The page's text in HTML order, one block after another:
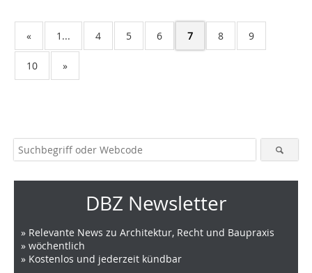
« 1... 4 5 6 7 8 9
10 »
DBZ Newsletter
» Relevante News zu Architektur, Recht und Baupraxis
» wöchentlich
» Kostenlos und jederzeit kündbar